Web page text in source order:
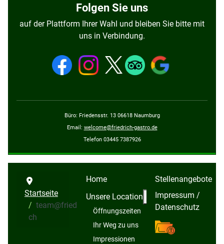
Folgen Sie uns
auf der Plattform Ihrer Wahl und bleiben Sie bitte mit
uns in Verbindung.
Büro: Friedensstr. 13 06618 Naumburg
Email: welcome@friedrich-gastro.de
Telefon 03445 7387926
Startseite
team@friedri
ch
Home
Unsere Location
Weitere
Öffnungszeiten
Ihr Weg zu uns
Impressionen
Stellenangebote
Impressum /
Datenschutz